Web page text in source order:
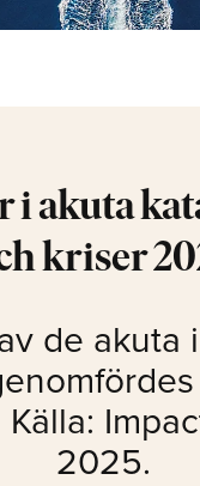
i akuta
kriser
de akuta
2025.